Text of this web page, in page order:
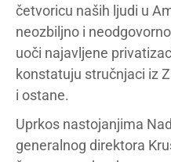
četvoricu naših ljudi u
neozbiljno i
uoči najavljene
konstatuju stručnjaci iz
i ostane.
Uprkos nastojanjima
generalnog direktora